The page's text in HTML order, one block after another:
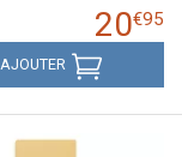
20€95
AJOUTER